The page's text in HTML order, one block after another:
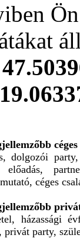
dolgozói
céges
házassági
party,